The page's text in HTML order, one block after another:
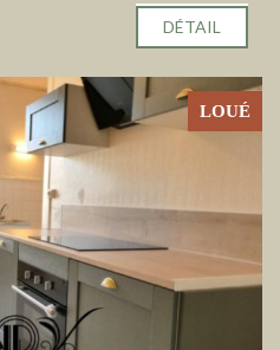
DÉTAIL
LOUÉ